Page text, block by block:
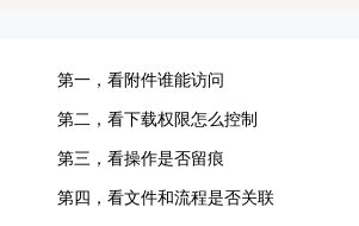
第一，看附件谁能访问
第二，看下载权限怎么控制
第三，看操作是否留痕
第四，看文件和流程是否关联